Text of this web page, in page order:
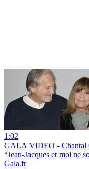
1:02
GALA VIDEO - Chantal
“Jean-Jacques et moi ne
Gala.fr